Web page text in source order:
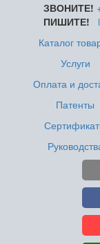
ЗВОНИТЕ!
ПИШИТЕ!
Каталог
Услуги
Оплата и
Патенты